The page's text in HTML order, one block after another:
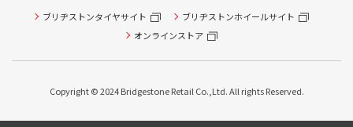
ブリヂストンタイヤサイト
ブリヂストンホイールサイト
オンラインストア
Copyright © 2024 Bridgestone Retail Co.,Ltd. All rights Reserved.
タイヤ点検・安全点検/タイヤ履き替え/オイル交換/その他
ピット作業の予約
本日のタイヤ履き替え順番待ち予約 ※クローク契約会員の